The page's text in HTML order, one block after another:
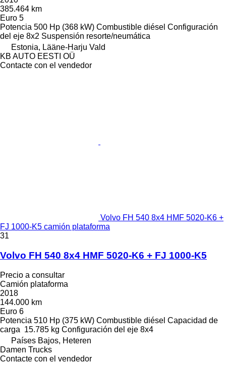
385.464 km
Euro 5
Potencia 500 Hp (368 kW) Combustible diésel Configuración
del eje 8x2 Suspensión resorte/neumática
Estonia, Lääne-Harju Vald
KB AUTO EESTI OÜ
Contacte con el vendedor
Volvo FH 540 8x4 HMF 5020-K6 +
FJ 1000-K5 camión plataforma
31
Volvo FH 540 8x4 HMF 5020-K6 + FJ 1000-K5
Precio a consultar
Camión plataforma
2018
144.000 km
Euro 6
Potencia 510 Hp (375 kW) Combustible diésel Capacidad de
carga 15.785 kg Configuración del eje 8x4
Países Bajos, Heteren
Damen Trucks
Contacte con el vendedor